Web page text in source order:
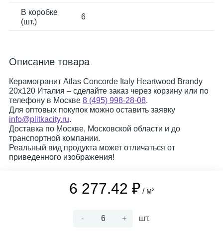
В коробке
(шт.)
6
Описание товара
Керамогранит Atlas Concorde Italy Heartwood Brandy
20x120 Италия – сделайте заказ через корзину или по
телефону в Москве 8 (495) 998-28-08.
Для оптовых покупок можно оставить заявку
info@plitkacity.ru.
Доставка по Москве, Московской области и до
транспортной компании.
Реальный вид продукта может отличаться от
приведенного изображения!
6 277.42 ₽ / м²
- + шт.